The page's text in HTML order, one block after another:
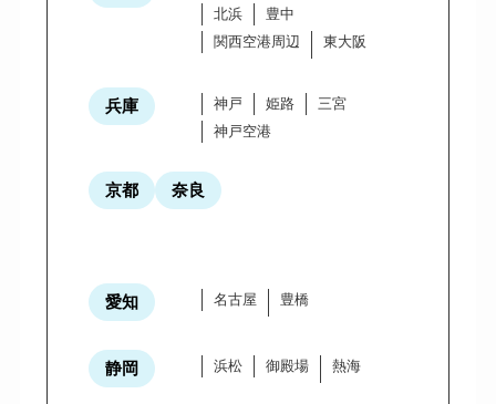
北浜
豊中
関西空港周辺
東大阪
兵庫 神戸 姫路
三宮
神戸空港
京都 奈良
愛知 名古屋 豊橋
静岡 浜松 御殿場 熱海